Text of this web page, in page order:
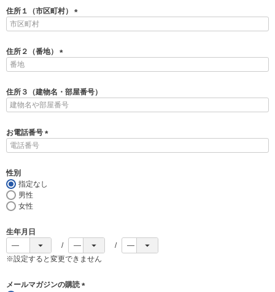
須
)
住所１（市区町村）
)
住所２（番地）
須
)
住所３（建物名・部屋番号）
お電話番号
性別
指定なし
男性
女性
生年月日
※設定すると変更できません
メールマガジンの購読